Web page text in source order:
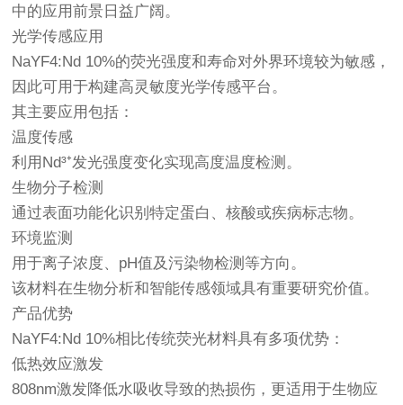
中的应用前景日益广阔。
光学传感应用
NaYF4:Nd 10%的荧光强度和寿命对外界环境较为敏感，
因此可用于构建高灵敏度光学传感平台。
其主要应用包括：
温度传感
利用Nd³⁺发光强度变化实现高度温度检测。
生物分子检测
通过表面功能化识别特定蛋白、核酸或疾病标志物。
环境监测
用于离子浓度、pH值及污染物检测等方向。
该材料在生物分析和智能传感领域具有重要研究价值。
产品优势
NaYF4:Nd 10%相比传统荧光材料具有多项优势：
低热效应激发
808nm激发降低水吸收导致的热损伤，更适用于生物应